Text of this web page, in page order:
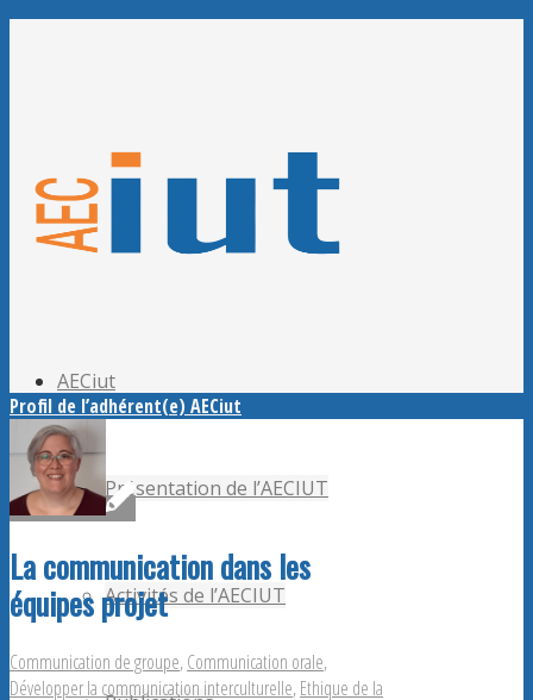
AECiut
Présentation de l’AECIUT
Activités de l’AECIUT
Profil de l’adhérent(e) AECiut
La communication dans les
équipes projet
Communication de groupe,Communication orale,
Développer la communication interculturelle,Ethique de la